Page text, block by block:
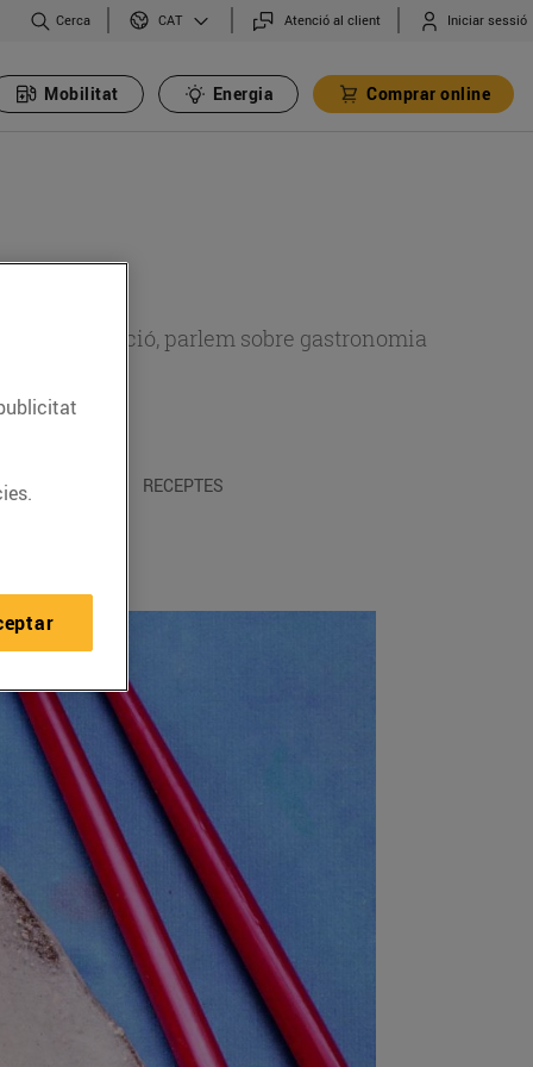
Cerca CAT Atenció al client Iniciar sessió
Mobilitat Energia Comprar online
alimentació, parlem sobre gastronomia
I TRADICIONS RECEPTES